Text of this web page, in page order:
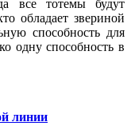
все тотемы будут
обладает звериной
способность для
одну способность в
линии